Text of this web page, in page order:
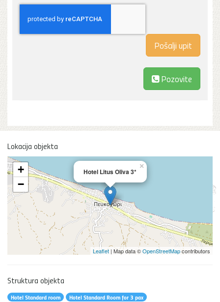
Pozovite
Lokacija objekta
Hotel Litus Oliva 3*
×
+
−
Leaflet | Map data ©OpenStreetMapcontributors
Struktura objekta
Hotel Standard room Hotel Standard Room for 3 pax